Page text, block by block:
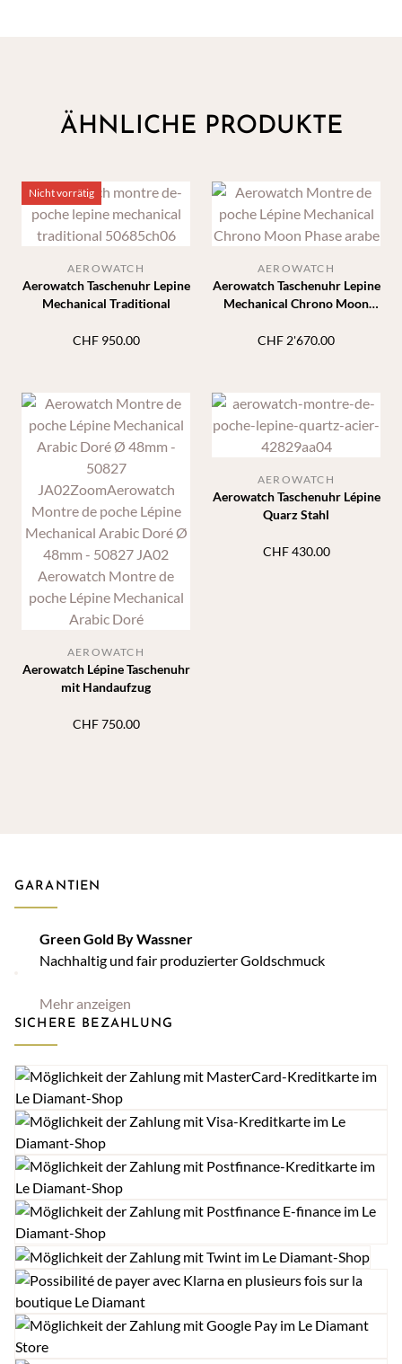
ÄHNLICHE PRODUKTE
Nicht vorrätig
Aerowatch Taschenuhr Lepine
Mechanical Traditional
AEROWATCH
CHF950.00
Aerowatch Taschenuhr Lepine
Mechanical Chrono Moon
AEROWATCH
CHF 2'670.00
Aerowatch Lépine Taschenuhr
mit Handaufzug
AEROWATCH
CHF750.00
Aerowatch Taschenuhr Lépine
Quarz Stahl
AEROWATCH
CHF430.00
GARANTIEN
Green Gold By Wassner
Nachhaltig und fair produzierter Goldschmuck
Mehr anzeigen
SICHERE BEZAHLUNG